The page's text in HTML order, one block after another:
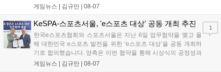
‘JALECO ARCADE COLLECTION’ 시리즈의 미공개 작품 12종을 최초
입니다. 시연 참여 관람객에게는 선착순으로 특별 굿즈를 증정하며, 인
게임뉴스 | 김규만 | 08-07
KeSPA-스포츠서울, 'e스포츠 대상' 공동 개최 추진
한국e스포츠협회와 스포츠서울은 지난 6일 업무협약을 맺고 올
해 대한민국 e스포츠 발전을 위한 ‘e스포츠 대상’을 공동 개최하
기로 합의했습니다. 양측은 이번 협약을 통해 시상식의 공정성과
전문성을 강화하고 MZ세대를 겨냥한 미디어 영향력을 확대해 e
게임뉴스 | 김규만 | 08-07
1